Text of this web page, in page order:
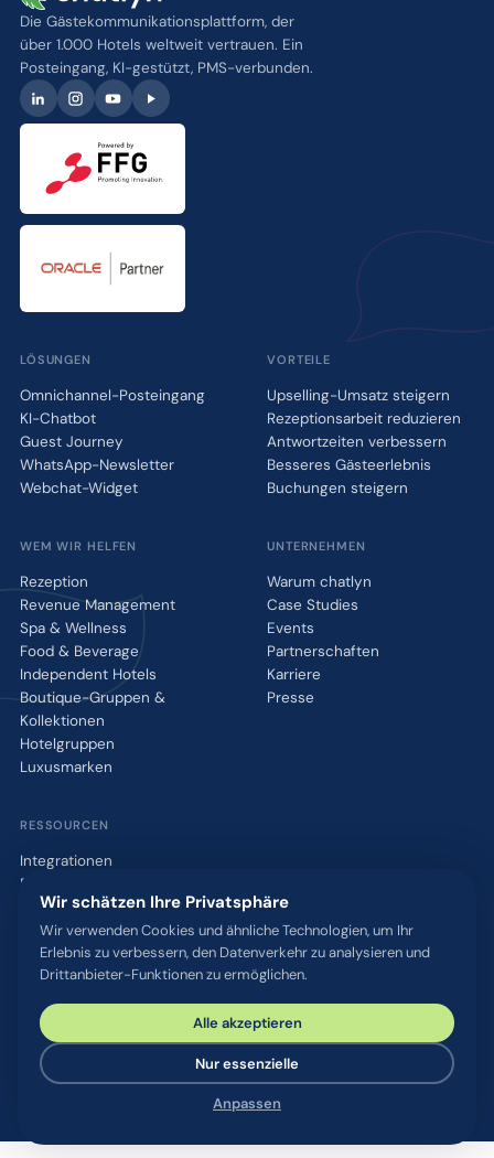
Die Gästekommunikationsplattform, der
über 1.000 Hotels weltweit vertrauen. Ein
Posteingang, KI-gestützt, PMS-verbunden.
LÖSUNGEN
Omnichannel-Posteingang
KI-Chatbot
Guest Journey
WhatsApp-Newsletter
Webchat-Widget
VORTEILE
Upselling-Umsatz steigern
Rezeptionsarbeit reduzieren
Antwortzeiten verbessern
Besseres Gästeerlebnis
Buchungen steigern
WEM WIR HELFEN
Rezeption
Revenue Management
Spa & Wellness
Food & Beverage
Independent Hotels
Boutique-Gruppen &
Kollektionen
Hotelgruppen
Luxusmarken
UNTERNEHMEN
Warum chatlyn
Case Studies
Events
Partnerschaften
Karriere
Presse
RESSOURCEN
Integrationen
Blog
Glossar
WhatsApp QR-Tool
Kontakt
© 2026 chatlyn GmbH. Alle Rechte vorbehalten.
Impressum
Sicherheit & Compliance
Cookie-Einstellungen
Gemacht mit in Österreich
Wir schätzen Ihre Privatsphäre
Wir verwenden Cookies und ähnliche Technologien, um Ihr
Erlebnis zu verbessern, den Datenverkehr zu analysieren und
Drittanbieter-Funktionen zu ermöglichen.
Alle akzeptieren
Nur essenzielle
Anpassen